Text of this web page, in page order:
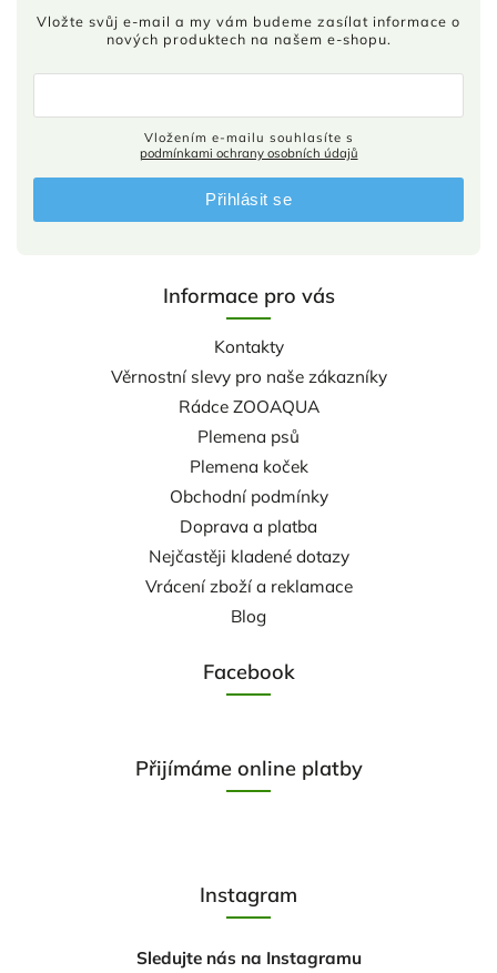
Informace pro vás
Kontakty
Věrnostní slevy pro naše zákazníky
Rádce ZOOAQUA
Plemena psů
Plemena koček
Obchodní podmínky
Doprava a platba
Nejčastěji kladené dotazy
Vrácení zboží a reklamace
Blog
Facebook
Vložte svůj e-mail a my vám budeme zasílat informace o
nových produktech na našem e-shopu.
podmínkami ochrany osobních údajů
Přihlásit se
Přijímáme online platby
Instagram
Sledujte nás na Instagramu